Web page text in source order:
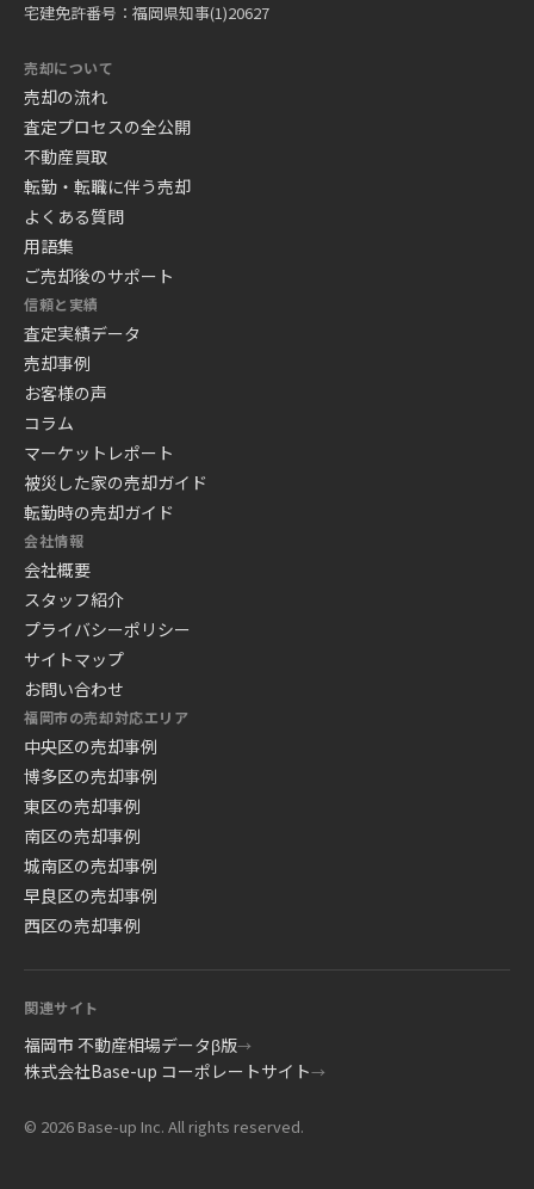
宅建免許番号：福岡県知事(1)20627
売却について
売却の流れ
査定プロセスの全公開
不動産買取
転勤・転職に伴う売却
よくある質問
用語集
ご売却後のサポート
信頼と実績
査定実績データ
売却事例
お客様の声
コラム
マーケットレポート
被災した家の売却ガイド
転勤時の売却ガイド
会社情報
会社概要
スタッフ紹介
プライバシーポリシー
サイトマップ
お問い合わせ
福岡市の売却対応エリア
中央区の売却事例
博多区の売却事例
東区の売却事例
南区の売却事例
城南区の売却事例
早良区の売却事例
西区の売却事例
関連サイト
福岡市 不動産相場データβ版→
株式会社Base-up コーポレートサイト→
© 2026 Base-up Inc. All rights reserved.